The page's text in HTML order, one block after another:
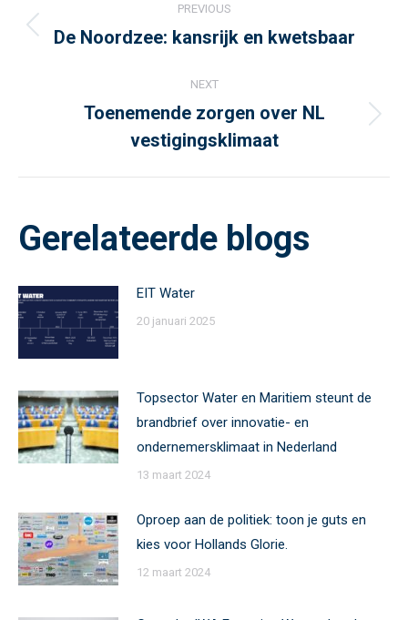
navigation
PREVIOUS
Previous
De Noordzee: kansrijk en kwetsbaar
NEXT
Next
post:
Toenemende zorgen over NL
vestigingsklimaat
Gerelateerde blogs
EIT Water
20 januari 2025
Topsector Water en Maritiem steunt de
brandbrief over innovatie- en
ondernemersklimaat in Nederland
13 maart 2024
Oproep aan de politiek: toon je guts en
kies voor Hollands Glorie.
12 maart 2024